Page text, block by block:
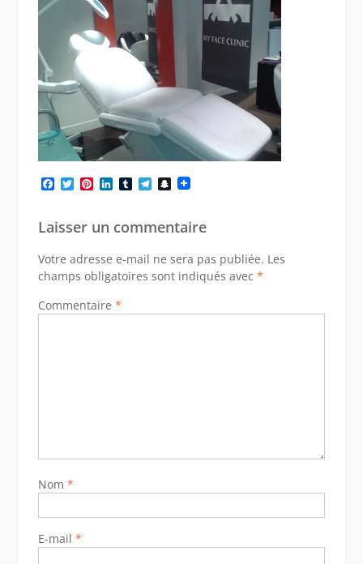
Laisser un commentaire
Votre adresse e-mail ne sera pas publiée. Les
champs obligatoires sont indiqués avec *
Commentaire *
Nom *
E-mail *